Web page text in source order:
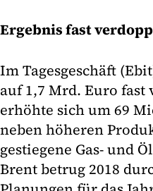
Ergebnis fast
Im Tagesgeschäft
auf 1,7 Mrd. Euro fast
erhöhte sich um 69
neben höheren
gestiegene Gas- und
Brent betrug 2018